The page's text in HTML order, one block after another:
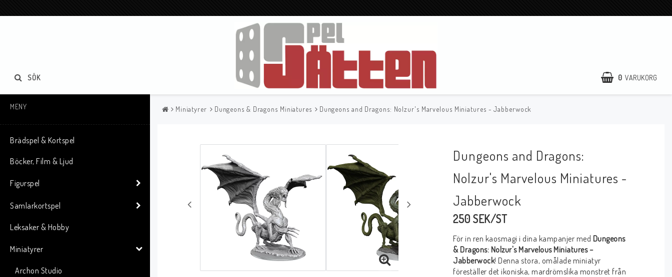
0 VARUKORG
SÖK
MENY
Brädspel & Kortspel
Böcker, Film & Ljud
Figurspel
Samlarkortspel
Leksaker & Hobby
Miniatyrer
Archon Studio
Miniatyrer Dungeons & Dragons Miniatures Dungeons and Dragons: Nolzur's Marvelous Miniatures - Jabberwock
Dungeons and Dragons:
Nolzur's Marvelous Miniatures -
Jabberwock
250 SEK/ST
För in ren kaosmagi i dina kampanjer med Dungeons
& Dragons: Nolzur's Marvelous Miniatures –
Jabberwock! Denna stora, omålade miniatyr
föreställer det ikoniska, mardrömslika monstret från